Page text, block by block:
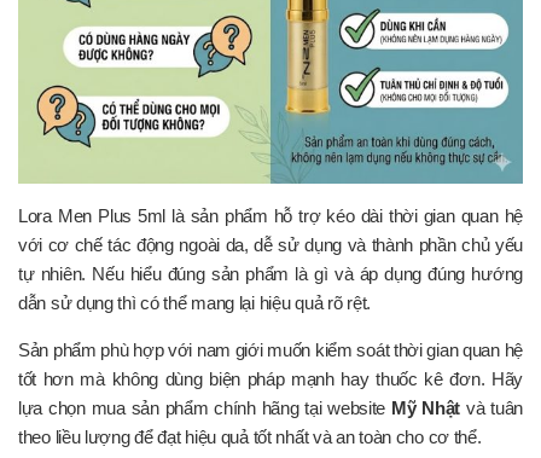
Lora Men Plus 5ml là sản phẩm hỗ trợ kéo dài thời gian quan hệ
với cơ chế tác động ngoài da, dễ sử dụng và thành phần chủ yếu
tự nhiên. Nếu hiểu đúng sản phẩm là gì và áp dụng đúng hướng
dẫn sử dụng thì có thể mang lại hiệu quả rõ rệt.
Sản phẩm phù hợp với nam giới muốn kiểm soát thời gian quan hệ
tốt hơn mà không dùng biện pháp mạnh hay thuốc kê đơn. Hãy
lựa chọn mua sản phẩm chính hãng tại website Mỹ Nhật và tuân
theo liều lượng để đạt hiệu quả tốt nhất và an toàn cho cơ thể.